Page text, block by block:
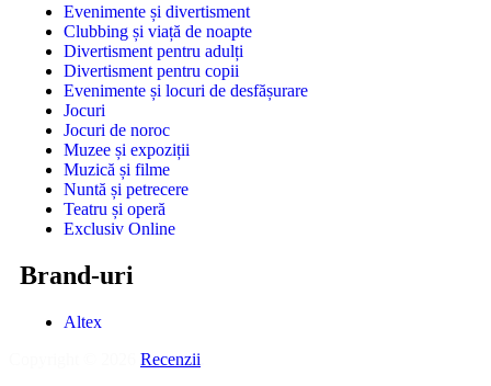
Evenimente și divertisment
Clubbing și viață de noapte
Divertisment pentru adulți
Divertisment pentru copii
Evenimente și locuri de desfășurare
Jocuri
Jocuri de noroc
Muzee și expoziții
Muzică și filme
Nuntă și petrecere
Teatru și operă
Exclusiv Online
Brand-uri
Altex
Recenzii